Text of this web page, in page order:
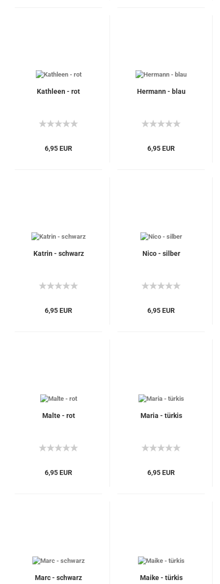
Kathleen - rot
6,95 EUR
Hermann - blau
6,95 EUR
Katrin - schwarz
6,95 EUR
Nico - silber
6,95 EUR
Malte - rot
6,95 EUR
Maria - türkis
6,95 EUR
Marc - schwarz Maike - türkis